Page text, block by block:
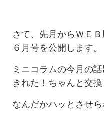
さて、先月からＷＥ
６月号を公開します。
ミニコラムの今月の
きれた！ちゃんと交換
なんだかハッとさせら